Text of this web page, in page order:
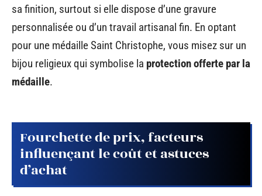
sa finition, surtout si elle dispose d’une gravure
personnalisée ou d’un travail artisanal fin. En optant
pour une médaille Saint Christophe, vous misez sur un
bijou religieux qui symbolise la protection offerte par la
médaille.
Fourchette de prix, facteurs
influençant le coût et astuces
d’achat